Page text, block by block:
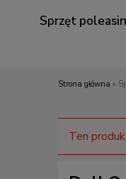
Sprzęt
Strona główna »
Ten